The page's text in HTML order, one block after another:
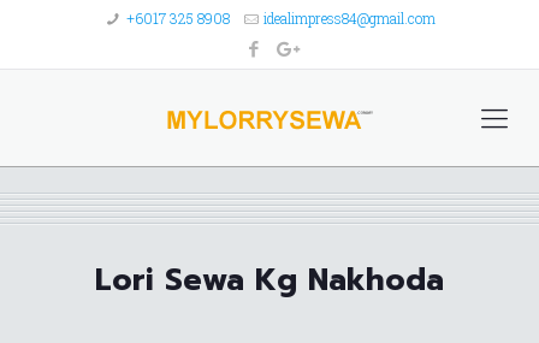
+6017 325 8908 idealimpress84@gmail.com
Lori Sewa Kg Nakhoda